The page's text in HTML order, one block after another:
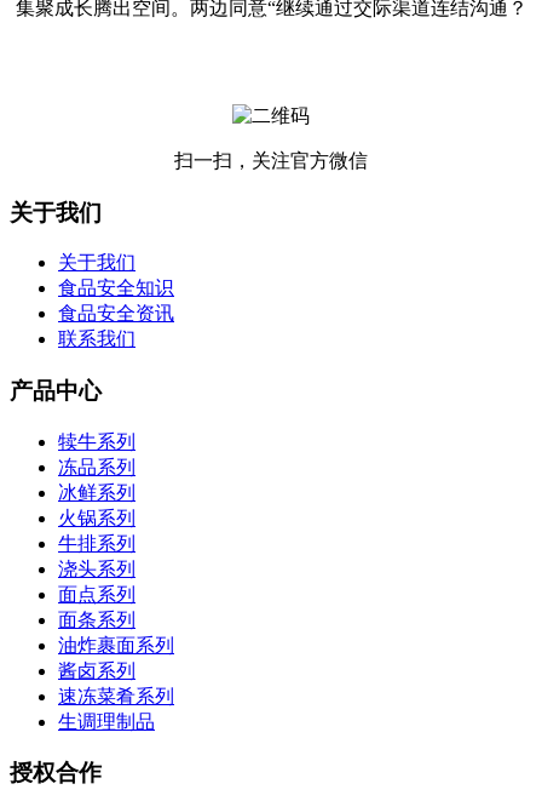
集聚成长腾出空间。两边同意“继续通过交际渠道连结沟通？
扫一扫，关注官方微信
关于我们
关于我们
食品安全知识
食品安全资讯
联系我们
产品中心
犊牛系列
冻品系列
冰鲜系列
火锅系列
牛排系列
浇头系列
面点系列
面条系列
油炸裹面系列
酱卤系列
速冻菜肴系列
生调理制品
授权合作